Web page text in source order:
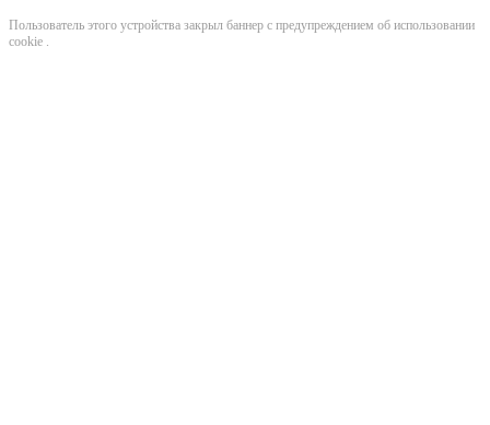
Пользователь этого устройства закрыл баннер с предупреждением об использовании
cookie